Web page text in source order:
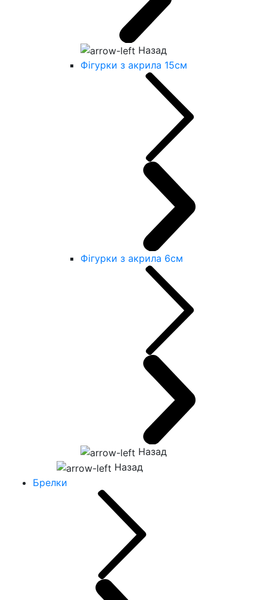
Назад
Фігурки з акрила 15см
Фігурки з акрила 6см
Назад
Назад
Брелки